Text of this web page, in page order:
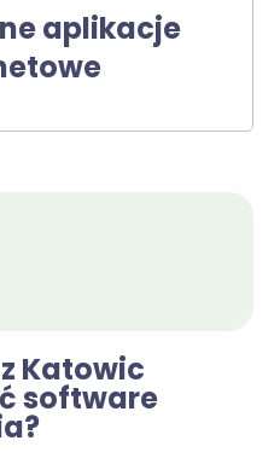
aplikacje
Katowic
software